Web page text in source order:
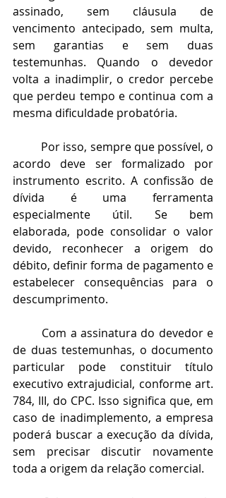
assinado, sem cláusula de
vencimento antecipado, sem multa,
sem garantias e sem duas
testemunhas. Quando o devedor
volta a inadimplir, o credor percebe
que perdeu tempo e continua com a
mesma dificuldade probatória.
acordo deve ser formalizado por
instrumento escrito. A confissão de
dívida é uma ferramenta
especialmente útil. Se bem
elaborada, pode consolidar o valor
devido, reconhecer a origem do
débito, definir forma de pagamento e
estabelecer consequências para o
descumprimento.
de duas testemunhas, o documento
particular pode constituir título
executivo extrajudicial, conforme art.
784, III, do CPC. Isso significa que, em
caso de inadimplemento, a empresa
poderá buscar a execução da dívida,
sem precisar discutir novamente
toda a origem da relação comercial.